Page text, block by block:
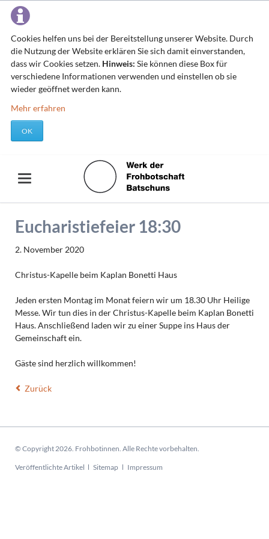
Cookies helfen uns bei der Bereitstellung unserer Website. Durch
die Nutzung der Website erklären Sie sich damit einverstanden,
dass wir Cookies setzen. Hinweis: Sie können diese Box für
verschiedene Informationen verwenden und einstellen ob sie
wieder geöffnet werden kann.
Mehr erfahren
OK
Eucharistiefeier 18:30
2. November 2020
Christus-Kapelle beim Kaplan Bonetti Haus
Jeden ersten Montag im Monat feiern wir um 18.30 Uhr Heilige
Messe. Wir tun dies in der Christus-Kapelle beim Kaplan Bonetti
Haus. Anschließend laden wir zu einer Suppe ins Haus der
Gemeinschaft ein.
Gäste sind herzlich willkommen!
Zurück
© Copyright 2026. Frohbotinnen. Alle Rechte vorbehalten.
Navigation
Veröffentlichte Artikel Sitemap Impressum